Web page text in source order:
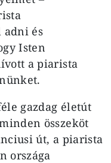
adni és
Isten
a piarista
gazdag életút
összeköt
út, a piarista
országa